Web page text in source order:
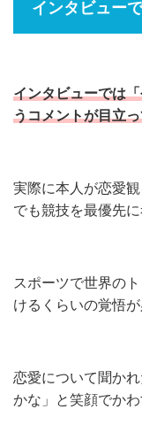
インタビュー
インタビューでは
うコメントが目立
実際に本人が恋愛
でも競技を最優先
スポーツで世界の
けるくらいの覚悟が
恋愛について聞か
かな」と笑顔でか